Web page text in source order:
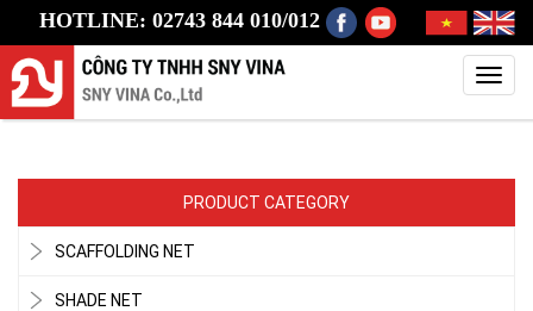
HOTLINE: 02743 844 010/012
PRODUCT CATEGORY
SCAFFOLDING NET
SHADE NET